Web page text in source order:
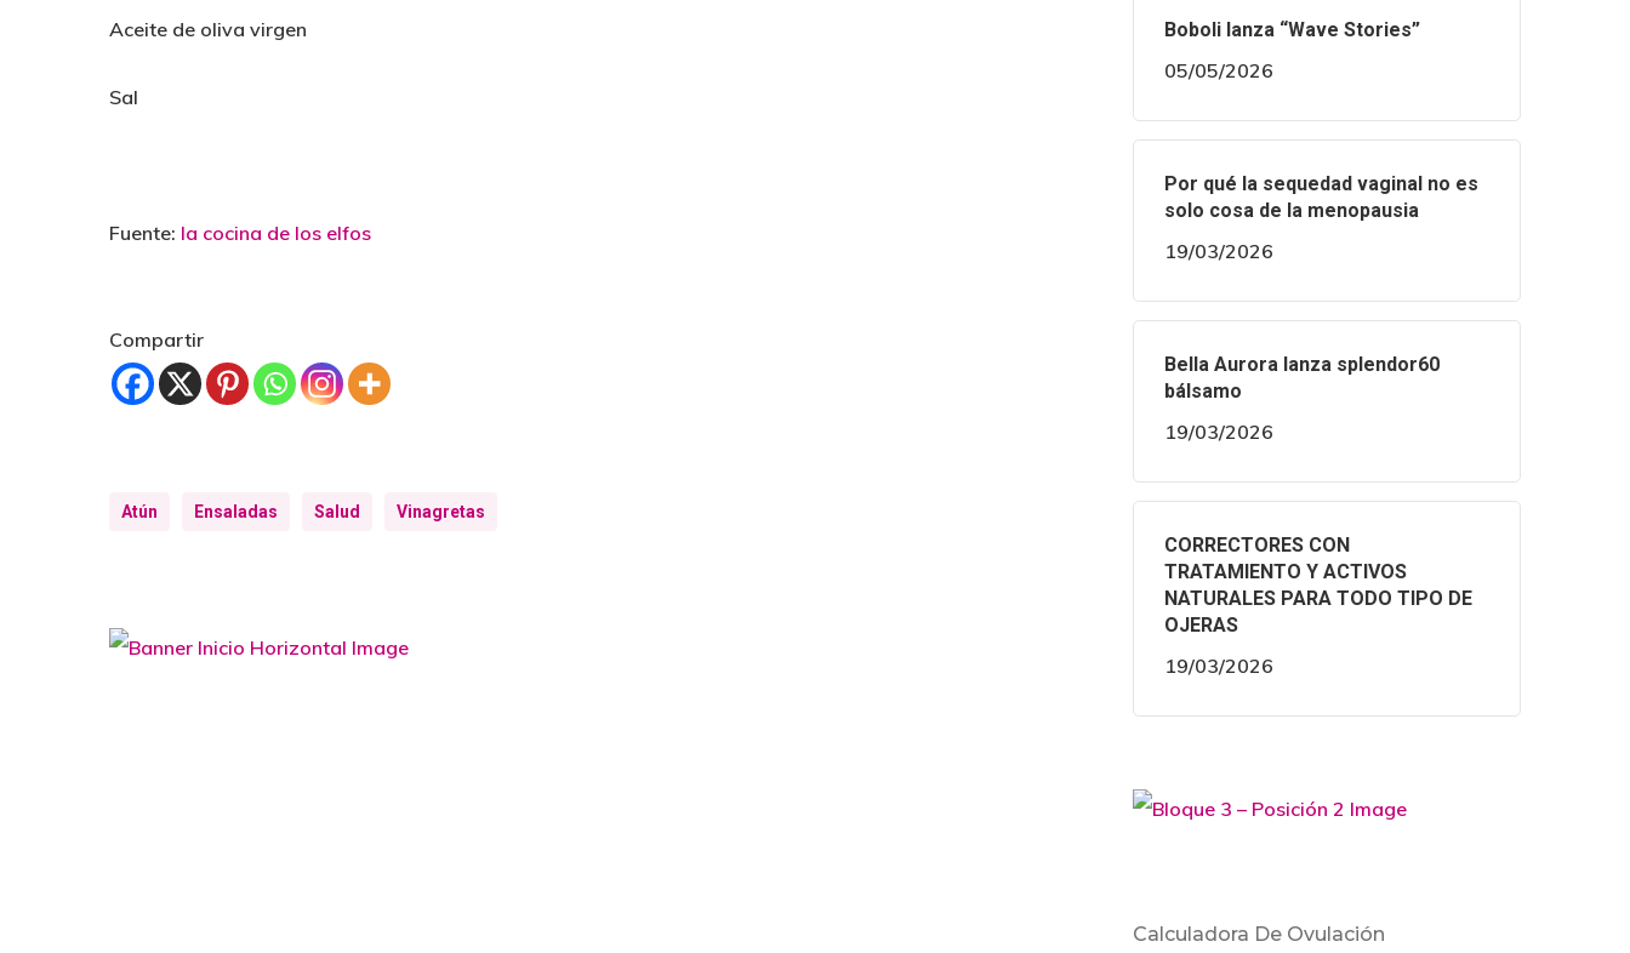
Aceite de oliva virgen
Sal
Fuente: la cocina de los elfos
Compartir
Atún Ensaladas Salud Vinagretas
Boboli lanza “Wave Stories”
05/05/2026
Por qué la sequedad vaginal no es
solo cosa de la menopausia
19/03/2026
Bella Aurora lanza splendor60
bálsamo
19/03/2026
CORRECTORES CON
TRATAMIENTO Y ACTIVOS
NATURALES PARA TODO TIPO DE
OJERAS
19/03/2026
Calculadora De Ovulación